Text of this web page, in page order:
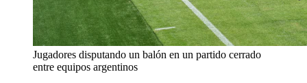
Jugadores disputando un balón en un partido cerrado
entre equipos argentinos